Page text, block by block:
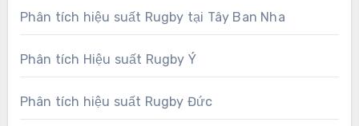
Phân tích hiệu suất Rugby tại Tây Ban Nha
Phân tích Hiệu suất Rugby Ý
Phân tích hiệu suất Rugby Đức